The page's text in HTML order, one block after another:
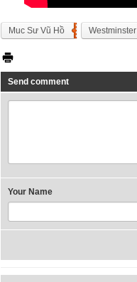
Muc Sư Vũ Hồ
Send comment
Your Name